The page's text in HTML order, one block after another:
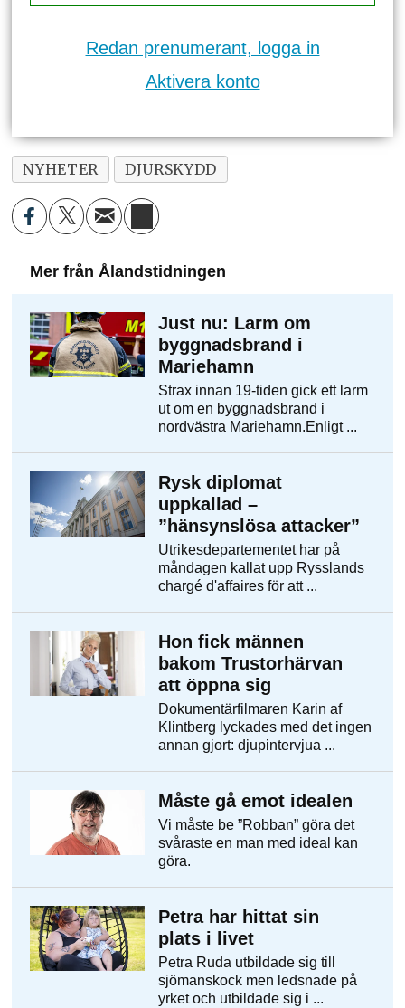
Redan prenumerant, logga in
Aktivera konto
NYHETER DJURSKYDD